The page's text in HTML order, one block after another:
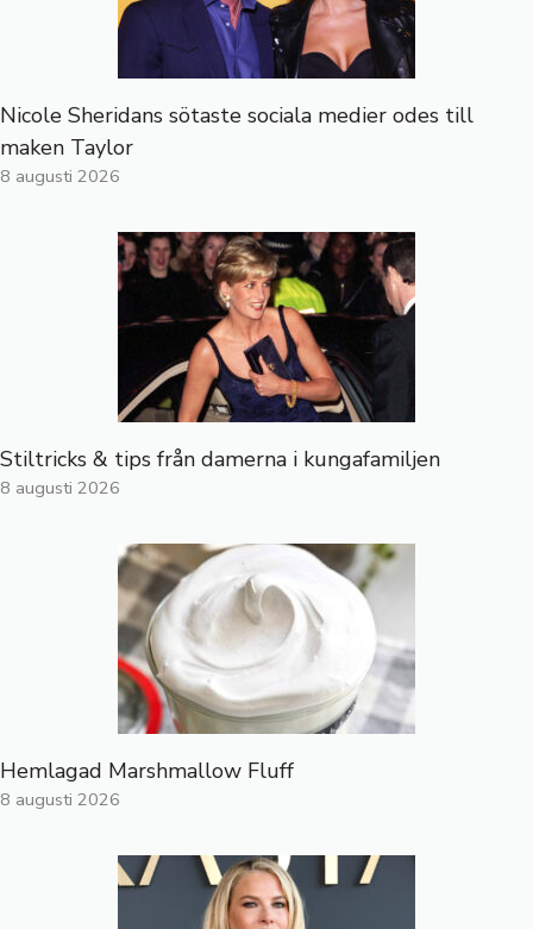
Nicole Sheridans sötaste sociala medier odes till
maken Taylor
8 augusti 2026
Stiltricks & tips från damerna i kungafamiljen
8 augusti 2026
Hemlagad Marshmallow Fluff
8 augusti 2026